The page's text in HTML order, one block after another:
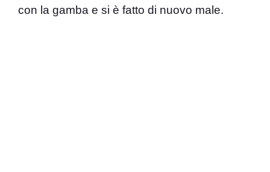
con la gamba e si è fatto di nuovo male.